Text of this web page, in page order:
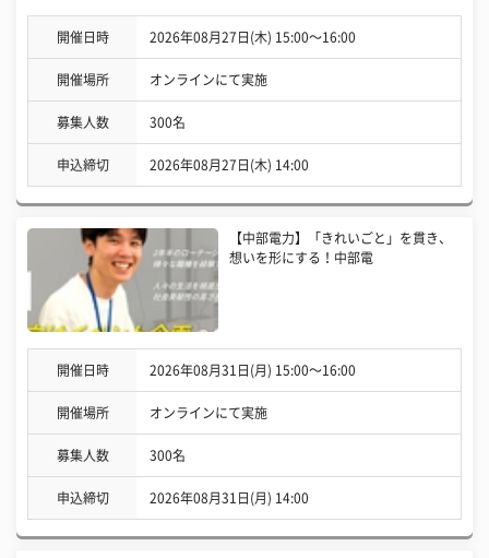
開催日時 2026年08月27日(木) 15:00〜16:00
開催場所 オンラインにて実施
募集人数 300名
申込締切 2026年08月27日(木) 14:00
【中部電力】「きれいごと」を貫き、
想いを形にする！中部電
開催日時 2026年08月31日(月) 15:00〜16:00
開催場所 オンラインにて実施
募集人数 300名
申込締切 2026年08月31日(月) 14:00